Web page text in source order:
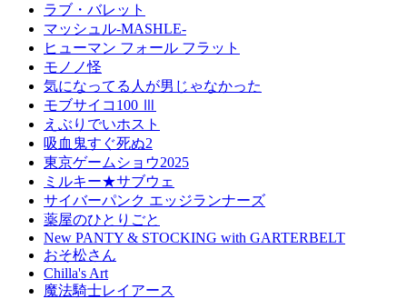
ラブ・バレット
マッシュル-MASHLE-
ヒューマン フォール フラット
モノノ怪
気になってる人が男じゃなかった
モブサイコ100 Ⅲ
えぶりでいホスト
吸血鬼すぐ死ぬ2
東京ゲームショウ2025
ミルキー★サブウェ
サイバーパンク エッジランナーズ
薬屋のひとりごと
New PANTY & STOCKING with GARTERBELT
おそ松さん
Chilla's Art
魔法騎士レイアース